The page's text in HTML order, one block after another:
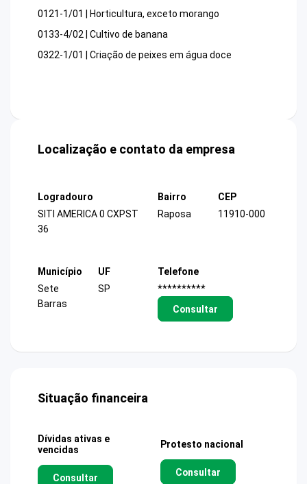
0121-1/01 | Horticultura, exceto morango
0133-4/02 | Cultivo de banana
0322-1/01 | Criação de peixes em água doce
Localização e contato da empresa
Logradouro
SITI AMERICA 0 CXPST
36
Bairro
Raposa
CEP
11910-000
Município
Sete
Barras
UF
SP
Telefone
**********
Consultar
Situação financeira
Dívidas ativas e
vencidas
Consultar
Protesto nacional
Consultar